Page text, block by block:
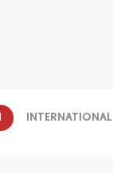
INTERNATIONAL